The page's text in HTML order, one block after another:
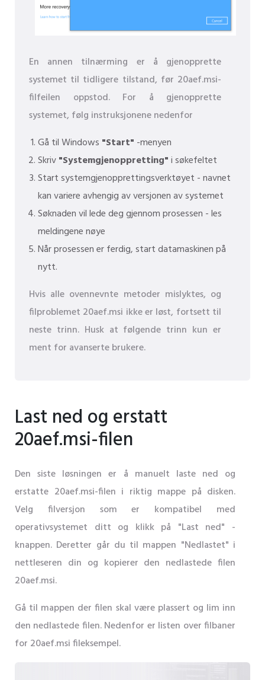
En annen tilnærming er å gjenopprette
systemet til tidligere tilstand, før 20aef.msi-
filfeilen oppstod. For å gjenopprette
systemet, følg instruksjonene nedenfor
Gå til Windows "Start" -menyen
Skriv"Systemgjenoppretting"i søkefeltet
Start systemgjenopprettingsverktøyet - navnet
kan variere avhengig av versjonen av systemet
Søknaden vil lede deg gjennom prosessen - les
meldingene nøye
Når prosessen er ferdig, start datamaskinen på
nytt.
Hvis alle ovennevnte metoder mislyktes, og
filproblemet 20aef.msi ikke er løst, fortsett til
neste trinn. Husk at følgende trinn kun er
ment for avanserte brukere.
Last ned og erstatt
20aef.msi-filen
Den siste løsningen er å manuelt laste ned og
erstatte 20aef.msi-filen i riktig mappe på disken.
Velg filversjon som er kompatibel med
operativsystemet ditt og klikk på "Last ned" -
knappen. Deretter går du til mappen "Nedlastet" i
nettleseren din og kopierer den nedlastede filen
20aef.msi.
Gå til mappen der filen skal være plassert og lim inn
den nedlastede filen. Nedenfor er listen over filbaner
for 20aef.msi fileksempel.